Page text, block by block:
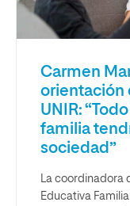
Carmen
orientación
UNIR:
familia
sociedad”
La coordinadora
Educativa